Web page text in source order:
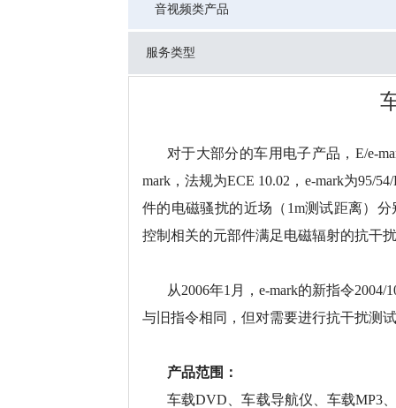
音视频类产品
服务类型
对于大部分的车用电子产品，E/e-
mark，法规为ECE 10.02，e-mark为95/
件的电磁骚扰的近场（1m测试距离）
控制相关的元部件满足电磁辐射的抗干
从2006年1月，e-mark的新指令
与旧指令相同，但对需要进行抗干扰测
产品范围：
车载DVD、车载导航仪、车载MP3